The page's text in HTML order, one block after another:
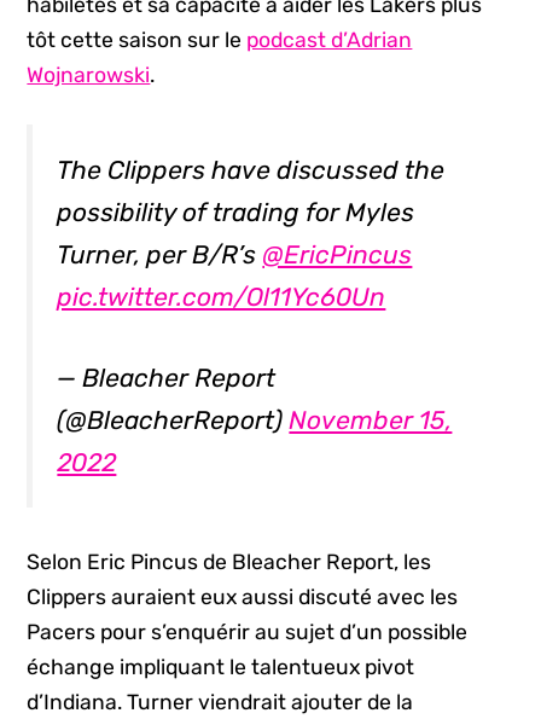
tôt cette saison sur le podcast d’Adrian
Wojnarowski.
The Clippers have discussed the
possibility of trading for Myles
Turner, per B/R’s @EricPincus
pic.twitter.com/Ol11Yc60Un
— Bleacher Report
(@BleacherReport)November 15,
2022
Selon Eric Pincus de Bleacher Report, les
Clippers auraient eux aussi discuté avec les
Pacers pour s’enquérir au sujet d’un possible
échange impliquant le talentueux pivot
d’Indiana. Turner viendrait ajouter de la